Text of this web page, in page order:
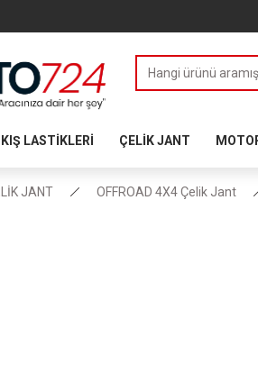
KIŞ LASTİKLERİ ÇELİK JANT
JANT OFFROAD 4X4 Çelik Jant